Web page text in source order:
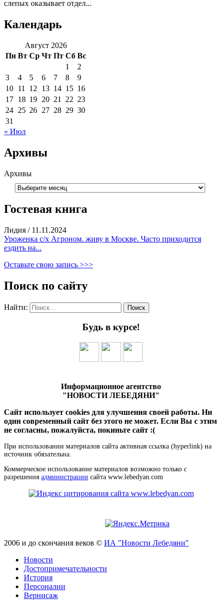
слепых оказывает отдел...
Календарь
Август 2026
Пн Вт Ср Чт Пт Сб Вс
1
2
3
4 5 6 7 8
9
10 11 12 13 14 15 16
17 18 19 20 21 22 23
24 25 26 27 28 29 30
31
« Июл
Архивы
Архивы
Гостевая книга
Лидия / 11.11.2024
Уроженка с/х Агроном. живу в Москве. Часто приходится
ездить на...
Оставьте свою запись >>>
Поиск по сайту
Найти:
Будь в курсе!
Информационное агентство
"НОВОСТИ ЛЕБЕДЯНИ"
Сайт использует cookies для улучшения своей работы. Ни
один современный сайт без этого не может. Если Вы с этим
не согласны, пожалуйста, покиньте сайт :(
При использовании материалов сайта активная ссылка (hyperlink) на
источник обязательна.
Коммерческое использование материалов возможно только с
разрешения администрации сайта www.lebedyan.com
2006 и до скончания веков © ИА "Новости Лебедяни"
Новости
Достопримечательности
История
Персоналии
Вернисаж